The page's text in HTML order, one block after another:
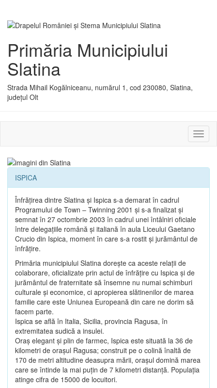
Primăria Municipiului
Slatina
Strada Mihail Kogălniceanu, numărul 1, cod 230080, Slatina,
județul Olt
sau
ISPICA
Înfrăţirea dintre Slatina şi Ispica s-a demarat în cadrul
Programului de Town – Twinning 2001 şi s-a finalizat şi
semnat în 27 octombrie 2003 în cadrul unei întâlniri oficiale
între delegaţiile română şi italiană în aula Liceului Gaetano
Crucio din Ispica, moment în care s-a rostit şi jurământul de
înfrăţire.
Primăria municipiului Slatina doreşte ca aceste relaţii de
colaborare, oficializate prin actul de înfrăţire cu Ispica şi de
jurământul de fraternitate să însemne nu numai schimburi
culturale şi economice, ci apropierea slătinenilor de marea
familie care este Uniunea Europeană din care ne dorim să
facem parte.
Ispica se află în Italia, Sicilia, provincia Ragusa, în
extremitatea sudică a insulei.
Oraş elegant şi plin de farmec, Ispica este situată la 36 de
kilometri de oraşul Ragusa; construit pe o colină înaltă de
170 de metri altitudine deasupra mării, oraşul domină marea
care se întinde la mai puţin de 7 kilometri distanţă. Populaţia
atinge cifra de 15000 de locuitori.